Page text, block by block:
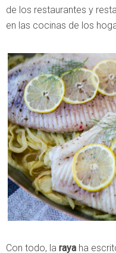
de los restaurantes y
en las cocinas de los
Con todo, la raya ha